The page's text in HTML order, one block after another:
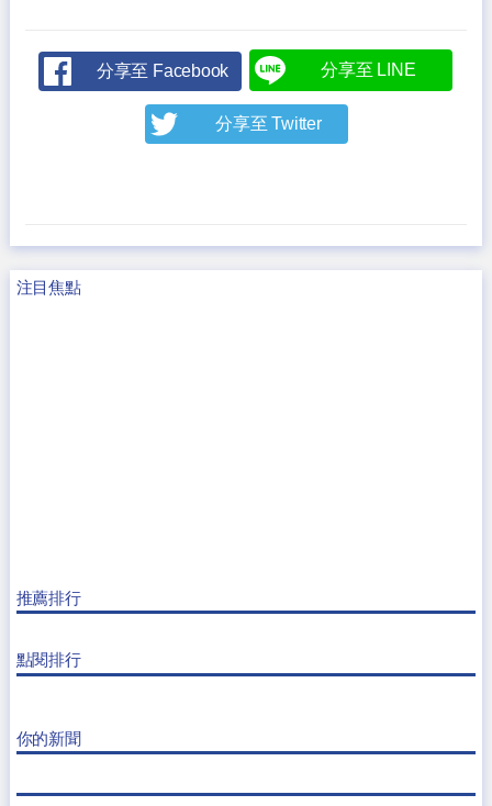
分享至 Facebook 分享至 LINE
分享至 Twitter
注目焦點
推薦排行
點閱排行
你的新聞